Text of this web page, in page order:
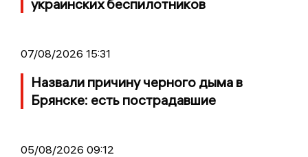
украинских беспилотников
07/08/2026 15:31
Назвали причину черного дыма в
Брянске: есть пострадавшие
05/08/2026 09:12